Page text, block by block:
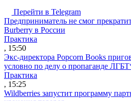
Перейти в Telegram
Предприниматель не смог
Burberry в России
Практика
, 15:50
Экс-директора Popcorn Books
условно по делу о пропаганде
Практика
, 15:25
Wildberries запустит программу